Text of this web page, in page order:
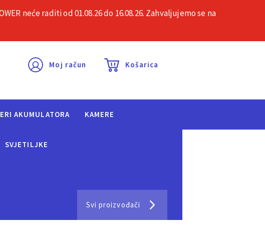
Česta pitanja Kontakt
Moj račun Košarica
AKUMULATORA KAMERE
SVJETILJKE
Svi proizvođači
neće raditi od 01.08.26 do 16.08.26. Zahvaljujemo se na